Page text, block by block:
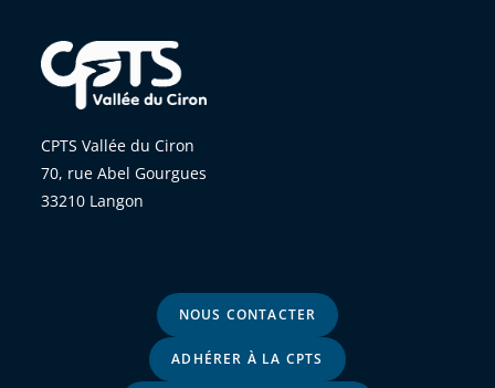
CPTS Vallée du Ciron
70, rue Abel Gourgues
33210 Langon
NOUS CONTACTER
ADHÉRER À LA CPTS